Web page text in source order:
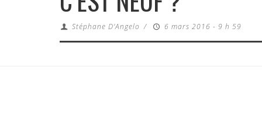
Stéphane D'Angelo / 6 mars 2016 - 9 h 59